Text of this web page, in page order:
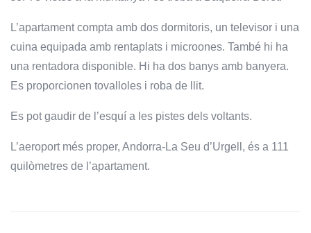
L’apartament compta amb dos dormitoris, un televisor i una
cuina equipada amb rentaplats i microones. També hi ha
una rentadora disponible. Hi ha dos banys amb banyera.
Es proporcionen tovalloles i roba de llit.
Es pot gaudir de l’esquí a les pistes dels voltants.
L’aeroport més proper, Andorra-La Seu d’Urgell, és a 111
quilòmetres de l’apartament.